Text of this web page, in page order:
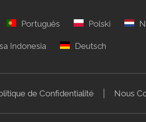
de Confidentialité Nous